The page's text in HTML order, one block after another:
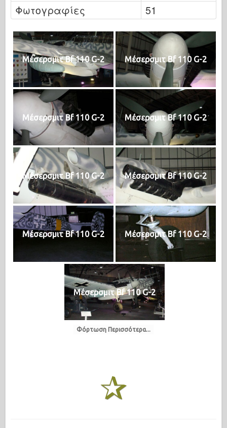
Φωτογραφίες
51
Μέσερσμιτ Bf 110 G-2 Μέσερσμιτ Bf 110 G-2
Μέσερσμιτ Bf 110 G-2 Μέσερσμιτ Bf 110 G-2
Μέσερσμιτ Bf 110 G-2 Μέσερσμιτ Bf 110 G-2
Μέσερσμιτ Bf 110 G-2 Μέσερσμιτ Bf 110 G-2
Μέσερσμιτ Bf 110 G-2
Φόρτωση Περισσότερα...